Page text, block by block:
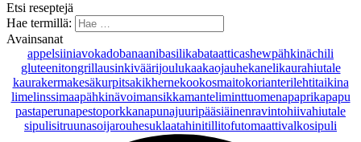
Etsi reseptejä
Hae termillä:
Avainsanat
appelsiiniavokadobanaanibasilikabataatticashewpähkinächili
gluteenitongrillausinkiväärijoulukaakaojauhekanelikaurahiutale
kaurakermakesäkurpitsakikhernekookosmaitokorianterilehtitaikina
limelinssimaapähkinävoimansikkamanteliminttuomenapaprikapapu
pastaperunapestoporkkanapunajuuripääsiäinenravintohiivahiutale
sipulisitruunasoijarouhesuklaatahinitillitofutomaattivalkosipuli